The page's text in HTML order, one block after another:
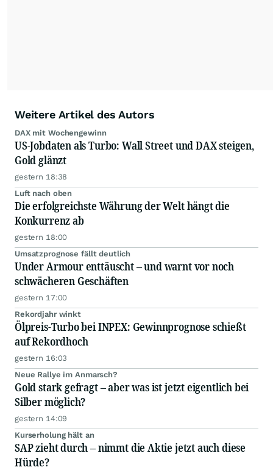
Weitere Artikel des Autors
DAX mit Wochengewinn
US-Jobdaten als Turbo: Wall Street und DAX steigen,
Gold glänzt
gestern 18:38
Luft nach oben
Die erfolgreichste Währung der Welt hängt die
Konkurrenz ab
gestern 18:00
Umsatzprognose fällt deutlich
Under Armour enttäuscht – und warnt vor noch
schwächeren Geschäften
gestern 17:00
Rekordjahr winkt
Ölpreis-Turbo bei INPEX: Gewinnprognose schießt
auf Rekordhoch
gestern 16:03
Neue Rallye im Anmarsch?
Gold stark gefragt – aber was ist jetzt eigentlich bei
Silber möglich?
gestern 14:09
Kurserholung hält an
SAP zieht durch – nimmt die Aktie jetzt auch diese
Hürde?